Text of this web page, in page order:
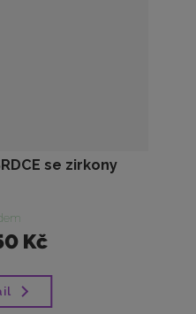
se zirkony
Kč